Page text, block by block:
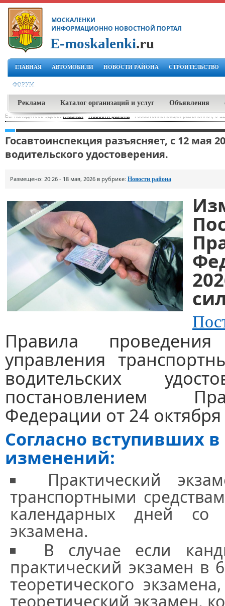
МОСКАЛЕНКИ
ИНФОРМАЦИОННО НОВОСТНОЙ ПОРТАЛ
E-moskalenki.ru
ГЛАВНАЯ АВТОМОБИЛИ НОВОСТИ РАЙОНА СТРОИТЕЛЬСТВО
ФОРУМ
Реклама Каталог организаций и услуг Объявления
Вы находитесь здесь:Главная-Новости района Госавтоинспекция разъясняет, с
Госавтоинспекция разъясняет, с 12 мая
водительского удостоверения.
Размещено: 20:26 - 18 мая, 2026 в рубрике: Новости района
Правила
управления
водительских
постановлением
Федерации от 24
Согласно вступивших в
изменений:
Практический
транспортными
календарных дней со
экзамена.
В случае если
практический экзамен в
теоретического
теоретический экзамен,